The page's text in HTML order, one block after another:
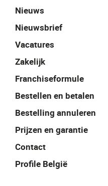
Nieuws
Nieuwsbrief
Vacatures
Zakelijk
Franchiseformule
Bestellen en betalen
Bestelling annuleren
Prijzen en garantie
Contact
Profile België